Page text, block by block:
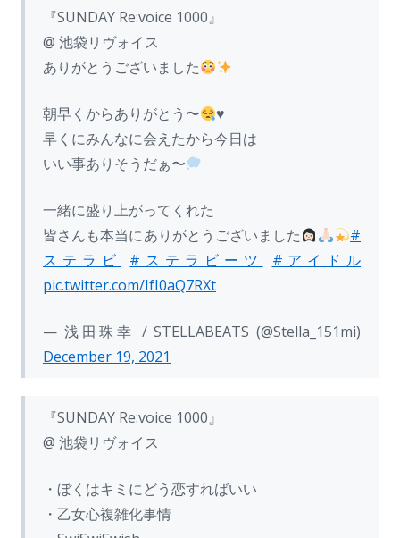
『SUNDAY Re:voice 1000』
@ 池袋リヴォイス
ありがとうございました
朝早くからありがとう〜
♥
早くにみんなに会えたから今日は
いい事ありそうだぁ〜
一緒に盛り上がってくれた
皆さんも本当にありがとうございました
#
ステラビ
#ステラビーツ
#アイドル
pic.twitter.com/IfI0aQ7RXt
— 浅田珠幸 / STELLABEATS (@Stella_151mi)
December 19, 2021
『SUNDAY Re:voice 1000』
@ 池袋リヴォイス
・ぼくはキミにどう恋すればいい
・乙女心複雑化事情